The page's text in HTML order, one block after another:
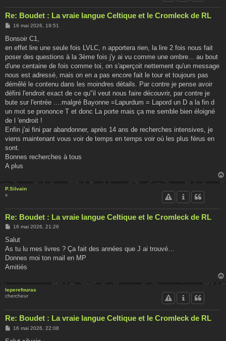
Re: Boudet : La vraie langue Celtique et le Cromleck de RL
M
s
a
g
16 mai 2026, 19:51
Bonsoir C1,
en effet lire une seule fois LVLC, n apportera rien, la lire 2 fois nous fait
poser des questions à la 3ème fois j'y ai vu comme une ombre... au bout
d'une centaine de fois comme toi, on s'aperçoit nettement qu'un message
nous est adressé, mais on en a pas encore fait le tour et toujours pas
démêlé le contenu dans les moindres détails. Par contre je pense avoir
défini l'endroit exact de ce qu"il veut nous faire découvrir, par contre je
bute sur l'entrée ....malgré Bayonne =Lapurdum = Lapord un D a la fin d
un mot se prononce T et donc La porte mais ça me semble bien éloigné
de l 'endroit !
Enfin j'ai fini par abandonner, après 14 ans de recherches intensives, je
viens maintenant vous voir de temps en temps voir où les plus férus en
sont.
Bonnes recherches à tous
A plus
P.Silvain
x
Re: Boudet : La vraie langue Celtique et le Cromleck de RL
M
s
a
g
16 mai 2026, 21:26
Salut
As tu lu mes livres ? Ça fait des années que J ai trouvé…
Donnes moi ton mail en MP
Amitiés
leperefouras
chercheur
Re: Boudet : La vraie langue Celtique et le Cromleck de RL
M
s
16 mai 2026, 22:08